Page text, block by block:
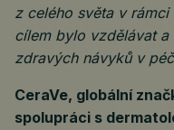
z celého světa v
cílem bylo vzdělávat
zdravých návyků v
CeraVe, globální
spolupráci s